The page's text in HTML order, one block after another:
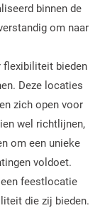
binnen de
om naar
flexibiliteit bieden
Deze locaties
zich open voor
wel richtlijnen,
om een unieke
voldoet.
feestlocatie
die zij bieden.